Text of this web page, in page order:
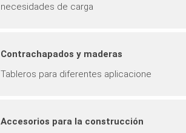
necesidades de carga
Contrachapados y maderas
Tableros para diferentes aplicacione
Accesorios para la construcción